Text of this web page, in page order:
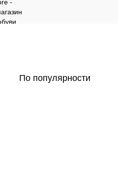
По популярности